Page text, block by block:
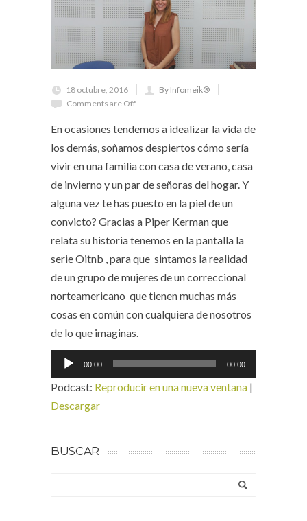
18 octubre, 2016
By Infomeik®
Comments are Off
En ocasiones tendemos a idealizar la vida de
los demás, soñamos despiertos cómo sería
vivir en una familia con casa de verano, casa
de invierno y un par de señoras del hogar. Y
alguna vez te has puesto en la piel de un
convicto? Gracias a Piper Kerman que
relata su historia tenemos en la pantalla la
serie Oitnb , para que sintamos la realidad
de un grupo de mujeres de un correccional
norteamericano que tienen muchas más
cosas en común con cualquiera de nosotros
de lo que imaginas.
Reproductor
de
audio
00:00 00:00
Podcast: Reproducir en una nueva ventana |
Descargar
BUSCAR